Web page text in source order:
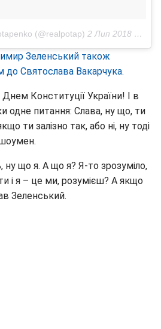
(@realpotap) 2 Лип 2018 в 6:10 PDT
Зеленський також
до Святослава Вакарчука.
Днем Конституції України! І в
одне питання: Слава, ну що, ти
ти залізно так, або ні, ну тоді
що я. А що я? Я-то зрозуміло,
і я – це ми, розумієш? А якщо
Зеленський.